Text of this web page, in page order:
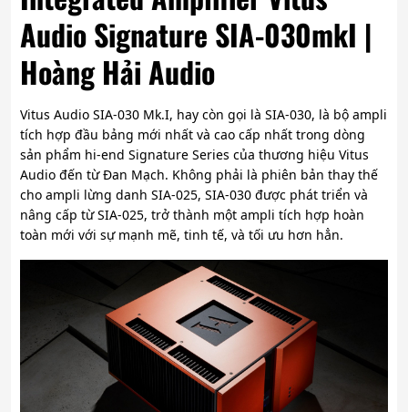
Audio Signature SIA-030mkI |
Hoàng Hải Audio
Vitus Audio SIA-030 Mk.I, hay còn gọi là SIA-030, là bộ ampli
tích hợp đầu bảng mới nhất và cao cấp nhất trong dòng
sản phẩm hi-end Signature Series của thương hiệu Vitus
Audio đến từ Đan Mạch. Không phải là phiên bản thay thế
cho ampli lừng danh SIA-025, SIA-030 được phát triển và
nâng cấp từ SIA-025, trở thành một ampli tích hợp hoàn
toàn mới với sự mạnh mẽ, tinh tế, và tối ưu hơn hẳn.